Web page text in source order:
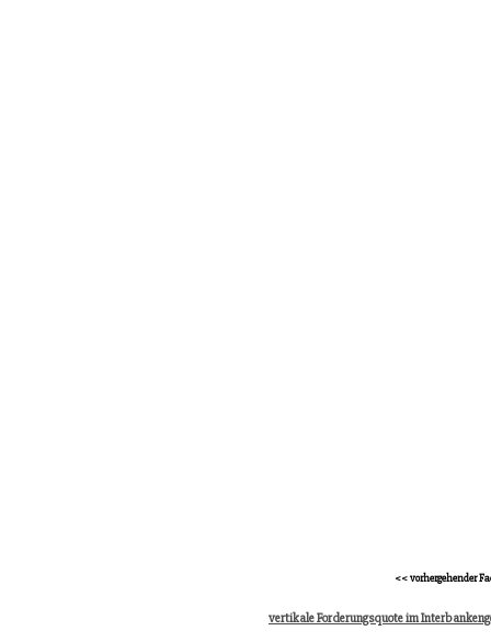
<< vorhergehender
vertikale Forderungsquote im